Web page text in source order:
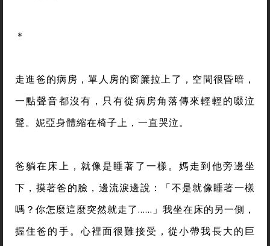
＊
走進爸的病房，單人房的窗簾拉上了，空間很昏暗，
一點聲音都沒有，只有從病房角落傳來輕輕的啜泣
聲。妮亞身體縮在椅子上，一直哭泣。
爸躺在床上，就像是睡著了一樣。媽走到他旁邊坐
下，摸著爸的臉，邊流淚邊說：「不是就像睡著一樣
嗎？你怎麼這麼突然就走了……」我坐在床的另一側，
握住爸的手。心裡面很難接受，從小帶我長大的巨